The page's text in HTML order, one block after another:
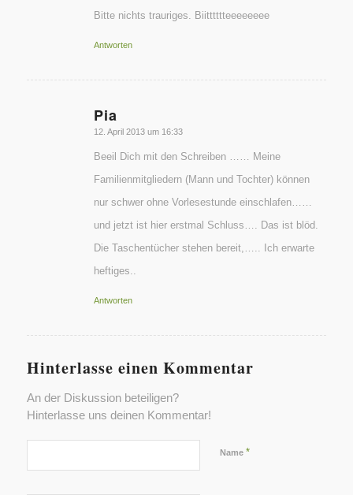
Bitte nichts trauriges. Biitttttteeeeeeee
Antworten
Pia
sagte:
12. April 2013 um 16:33
Beeil Dich mit den Schreiben …… Meine
Familienmitgliedern (Mann und Tochter) können
nur schwer ohne Vorlesestunde einschlafen……
und jetzt ist hier erstmal Schluss…. Das ist blöd.
Die Taschentücher stehen bereit,….. Ich erwarte
heftiges..
Antworten
Hinterlasse einen Kommentar
An der Diskussion beteiligen?
Hinterlasse uns deinen Kommentar!
Name *